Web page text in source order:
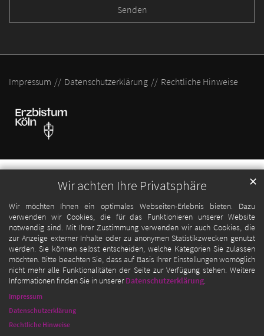
Wir achten Ihre Privatsphäre
Wir möchten Ihnen ein optimales Webseiten-Erlebnis bieten. Dazu
verwenden wir Cookies, die für das Funktionieren unserer Website
notwendig sind. Mit Ihrer Zustimmung verwenden wir auch Cookies, die
zur Anzeige externer Inhalte oder zu anonymen Statistikzwecken genutzt
werden. Sie können selbst entscheiden, welche Kategorien Sie zulassen
möchten. Bitte beachten Sie, dass auf Basis Ihrer Einstellungen womöglich
nicht mehr alle Funktionalitäten der Seite zur Verfügung stehen. Weitere
Informationen finden Sie in unsererDatenschutzerklärung.
✕
Impressum
Datenschutzerklärung
Rechtliche Hinweise
Impressum Datenschutzerklärung Rechtliche Hinweise